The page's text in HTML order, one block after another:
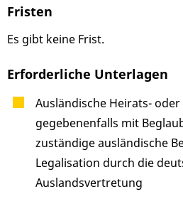
Fristen
Es gibt keine Frist.
Erforderliche Unterlagen
Ausländische Heirats-
gegebenenfalls mit
zuständige ausländische
Legalisation durch die
Auslandsvertretung